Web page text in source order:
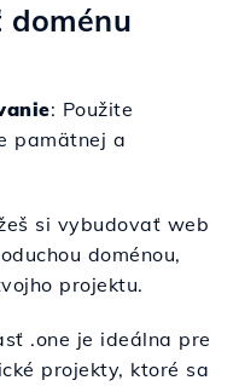
: Použite
pamätnej a
si vybudovať web
doménou,
projektu.
.one je ideálna pre
projekty, ktoré sa